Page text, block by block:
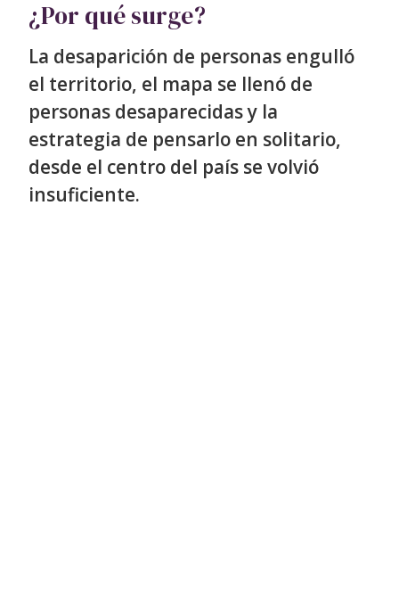
¿Por qué surge?
La desaparición de personas engulló
el territorio, el mapa se llenó de
personas desaparecidas y la
estrategia de pensarlo en solitario,
desde el centro del país se volvió
insuficiente.